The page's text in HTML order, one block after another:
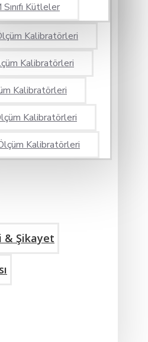
Sınıfı Kütleler
Kalibratörleri
Kalibratörleri
Kalibratörleri
Kalibratörleri
Kalibratörleri
& Şikayet